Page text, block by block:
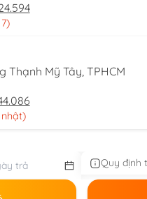
Thạnh Mỹ Tây, TPHCM
Quy định